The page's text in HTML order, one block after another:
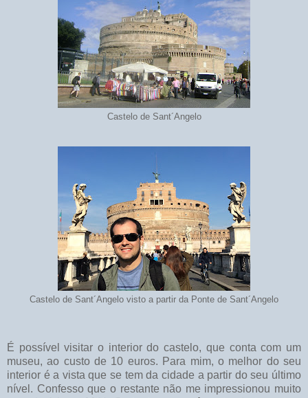
Castelo de Sant´Angelo
Castelo de Sant´Angelo visto a partir da Ponte de Sant´Angelo
É possível visitar o interior do castelo, que conta com um
museu, ao custo de 10 euros. Para mim, o melhor do seu
interior é a vista que se tem da cidade a partir do seu último
nível. Confesso que o restante não me impressionou muito